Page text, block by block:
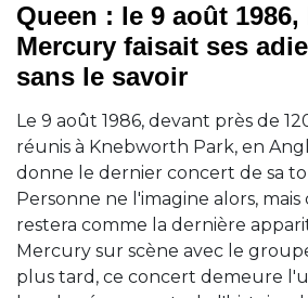
Queen : le 9 août
Mercury faisait ses
sans le savoir
Le 9 août 1986, devant près de
réunis à Knebworth Park, en
donne le dernier concert de sa
Personne ne l'imagine alors,
restera comme la dernière
Mercury sur scène avec le
plus tard, ce concert demeure